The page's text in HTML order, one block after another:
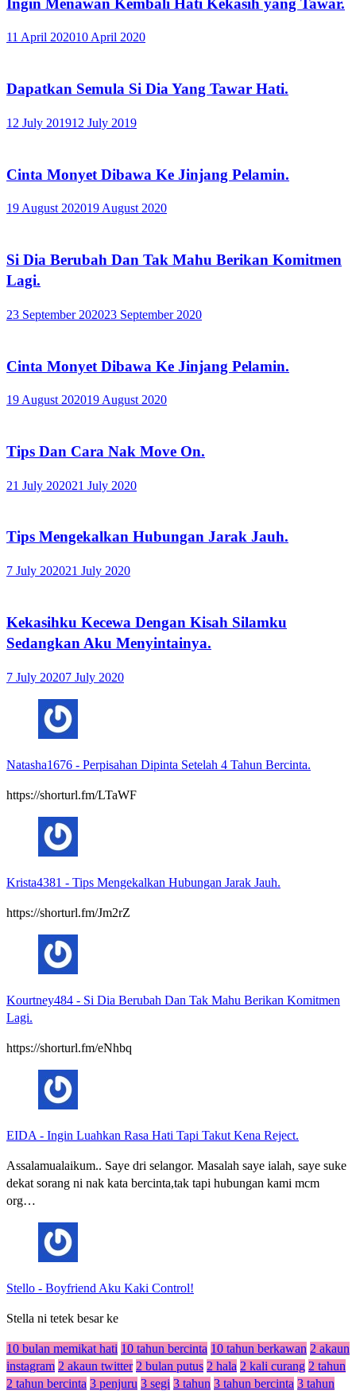
Ingin Menawan Kembali Hati Kekasih yang Tawar.
11 April 202010 April 2020
Dapatkan Semula Si Dia Yang Tawar Hati.
12 July 201912 July 2019
Cinta Monyet Dibawa Ke Jinjang Pelamin.
19 August 202019 August 2020
Si Dia Berubah Dan Tak Mahu Berikan Komitmen
Lagi.
23 September 202023 September 2020
Cinta Monyet Dibawa Ke Jinjang Pelamin.
19 August 202019 August 2020
Tips Dan Cara Nak Move On.
21 July 202021 July 2020
Tips Mengekalkan Hubungan Jarak Jauh.
7 July 202021 July 2020
Kekasihku Kecewa Dengan Kisah Silamku
Sedangkan Aku Menyintainya.
7 July 20207 July 2020
Natasha1676 - Perpisahan Dipinta Setelah 4 Tahun Bercinta.
https://shorturl.fm/LTaWF
Krista4381 - Tips Mengekalkan Hubungan Jarak Jauh.
https://shorturl.fm/Jm2rZ
Kourtney484 - Si Dia Berubah Dan Tak Mahu Berikan Komitmen
Lagi.
https://shorturl.fm/eNhbq
EIDA - Ingin Luahkan Rasa Hati Tapi Takut Kena Reject.
Assalamualaikum.. Saye dri selangor. Masalah saye ialah, saye suke
dekat sorang ni nak kata bercinta,tak tapi hubungan kami mcm
org…
Stello - Boyfriend Aku Kaki Control!
Stella ni tetek besar ke
10 bulan memikat hati 10 tahun bercinta 10 tahun berkawan 2 akaun
instagram 2 akaun twitter 2 bulan putus 2 hala 2 kali curang 2 tahun
2 tahun bercinta 3 penjuru 3 segi 3 tahun 3 tahun bercinta 3 tahun